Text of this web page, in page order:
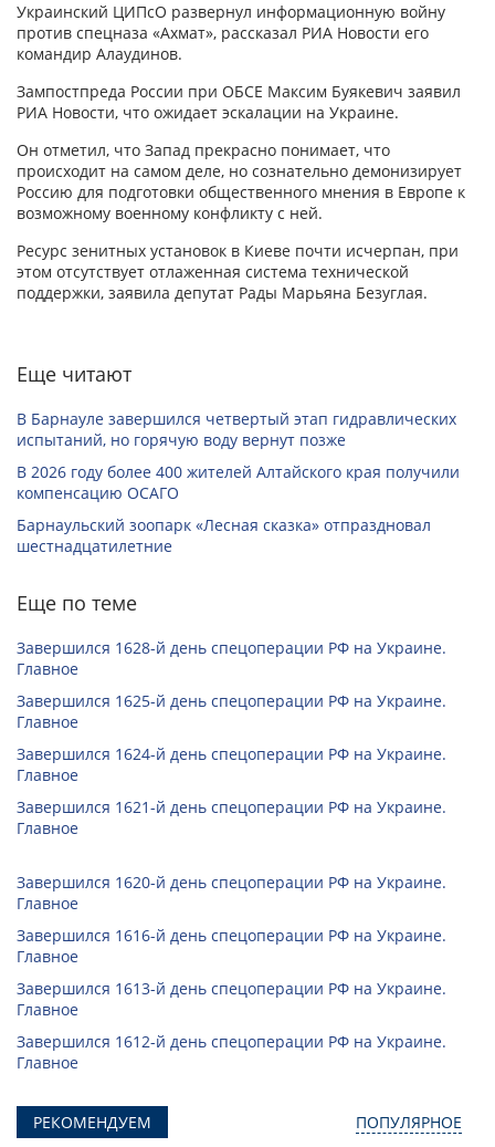
Украинский ЦИПсО развернул информационную войну
против спецназа «Ахмат», рассказал РИА Новости его
командир Алаудинов.
Зампостпреда России при ОБСЕ Максим Буякевич заявил
РИА Новости, что ожидает эскалации на Украине.
Он отметил, что Запад прекрасно понимает, что
происходит на самом деле, но сознательно демонизирует
Россию для подготовки общественного мнения в Европе к
возможному военному конфликту с ней.
Ресурс зенитных установок в Киеве почти исчерпан, при
этом отсутствует отлаженная система технической
поддержки, заявила депутат Рады Марьяна Безуглая.
Еще читают
В Барнауле завершился четвертый этап гидравлических
испытаний, но горячую воду вернут позже
В 2026 году более 400 жителей Алтайского края получили
компенсацию ОСАГО
Барнаульский зоопарк «Лесная сказка» отпраздновал
шестнадцатилетние
Еще по теме
Завершился 1628-й день спецоперации РФ на Украине.
Главное
Завершился 1625-й день спецоперации РФ на Украине.
Главное
Завершился 1624-й день спецоперации РФ на Украине.
Главное
Завершился 1621-й день спецоперации РФ на Украине.
Главное
Завершился 1620-й день спецоперации РФ на Украине.
Главное
Завершился 1616-й день спецоперации РФ на Украине.
Главное
Завершился 1613-й день спецоперации РФ на Украине.
Главное
Завершился 1612-й день спецоперации РФ на Украине.
Главное
РЕКОМЕНДУЕМ ПОПУЛЯРНОЕ